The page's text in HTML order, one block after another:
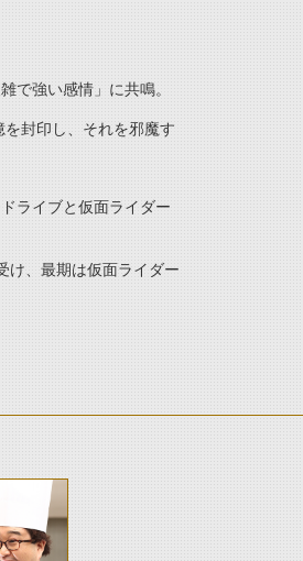
で強い感情」に共鳴。
封印し、それを邪魔す
ライブと仮面ライダー
け、最期は仮面ライダー